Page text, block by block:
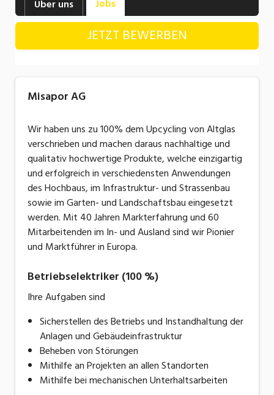
Industrie, Maschinenbau, Anlagenbau,
Produktion
Informatik, Telekommunikation
Körperpflege, Wellness
Marketing, Kommunikation, Medien, Druck
Mechanik, Elektronik, Optik, Textil (Fertigung)
Medizin, Gesundheitswesen, Pflege
Sicherheit, Rettung, Polizei, Zoll
Verkauf, Handel, Kundenberatung,
Aussendienst
Über uns Jobs
JETZT BEWERBEN
Misapor AG
Wir haben uns zu 100% dem Upcycling von Altglas
verschrieben und machen daraus nachhaltige und
qualitativ hochwertige Produkte, welche einzigartig
und erfolgreich in verschiedensten Anwendungen
des Hochbaus, im Infrastruktur- und Strassenbau
sowie im Garten- und Landschaftsbau eingesetzt
werden. Mit 40 Jahren Markterfahrung und 60
Mitarbeitenden im In- und Ausland sind wir Pionier
und Marktführer in Europa.
Betriebselektriker (100 %)
Ihre Aufgaben sind
Sicherstellen des Betriebs und Instandhaltung der
Anlagen und Gebäudeinfrastruktur
Beheben von Störungen
Mithilfe an Projekten an allen Standorten
Mithilfe bei mechanischen Unterhaltsarbeiten